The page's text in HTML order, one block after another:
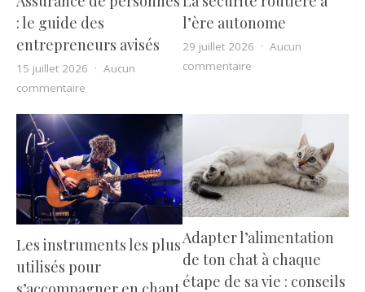
: le guide des
entrepreneurs avisés
15 juillet 2026
Aucun
commentaire
l’ère autonome
29 juillet 2026
Aucun
commentaire
Les instruments les plus
utilisés pour
Adapter l’alimentation
de ton chat à chaque
étape de sa vie : conseils